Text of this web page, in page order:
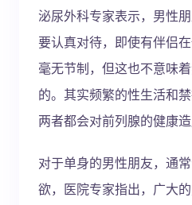
泌尿外科专家表示，男性
要认真对待，即使有伴侣
毫无节制，但这也不意味
的。其实频繁的性生活和
两者都会对前列腺的健康造
对于单身的男性朋友，通
欲，医院专家指出，广大